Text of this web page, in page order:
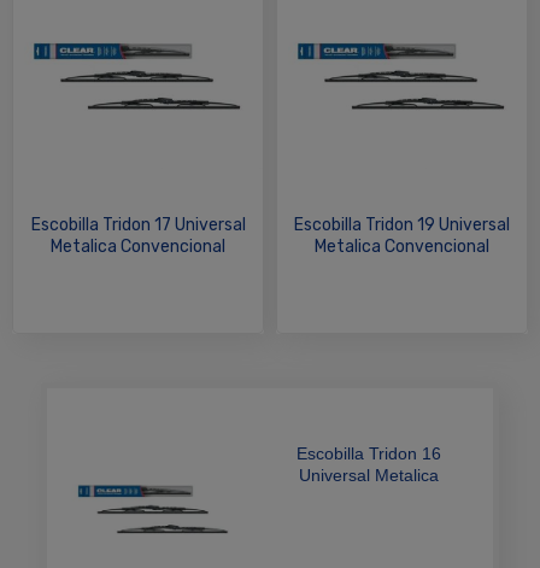
Escobilla Tridon 17 Universal
Metalica Convencional
Escobilla Tridon 19 Universal
Metalica Convencional
Escobilla Tridon 16
Universal Metalica